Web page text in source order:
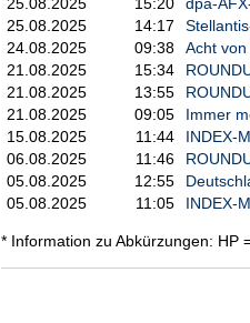
25.08.2025
14:17
24.08.2025
09:38
Acht
21.08.2025
15:34
21.08.2025
13:55
21.08.2025
09:05
Immer
15.08.2025
11:44
INDEX-
06.08.2025
11:46
05.08.2025
12:55
05.08.2025
11:05 INDEX-
* Information zu Abkürzungen: HP